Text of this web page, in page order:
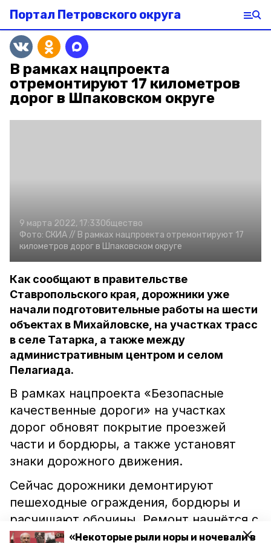
«Некоторые рыли норы и ночевали в
Портал Петровского округа
В рамках нацпроекта
отремонтируют 17 километров
дорог в Шпаковском округе
9 марта 2022, 17:33Общество
Фото: СКИА // В рамках нацпроекта отремонтируют 17
километров дорог в Шпаковском округе
Как сообщают в правительстве
Ставропольского края, дорожники уже
начали подготовительные работы на шести
объектах в Михайловске, на участках трасс
в селе Татарка, а также между
административным центром и селом
Пелагиада.
В рамках нацпроекта «Безопасные
качественные дороги» на участках
дорог обновят покрытие проезжей
части и бордюры, а также установят
знаки дорожного движения.
Сейчас дорожники демонтируют
пешеходные ограждения, бордюры и
расчищают обочины. Ремонт начнётся с
наступлением подходящей погоды.